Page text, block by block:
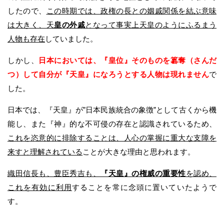
したので、
この時期では、政権の長との姻戚関係を結ぶ意味
は大きく、天皇の外戚となって事実上天皇のようにふるまう
人物も存在 していました。
しかし、
日本においては、『皇位』そのものを簒奪（さんだ
つ）して自分が『天皇』になろうとする人物は現れませんで
した。
日本では、『天皇』が”日本民族統合の象徴”として古くから機
能し、また『神』的な不可侵の存在と認識されているため、
これを恣意的に排除することは、人心の掌握に重大な支障を
来すと理解されている ことが大きな理由と思われます。
織田信長も、豊臣秀吉も、 『天皇』の権威の重要性を認め、
これを有効に利用することを常に念頭に置いていたようで
す。